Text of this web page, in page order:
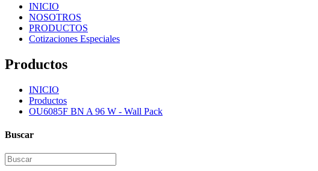
INICIO
NOSOTROS
PRODUCTOS
Cotizaciones Especiales
Productos
INICIO
Productos
OU6085F BN A 96 W - Wall Pack
Buscar